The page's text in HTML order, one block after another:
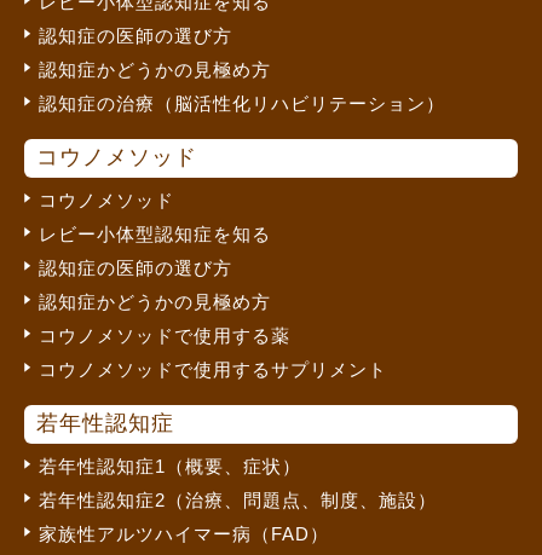
認知症の医師の選び方
認知症かどうかの見極め方
認知症の治療（脳活性化リハビリテーション）
コウノメソッド
コウノメソッド
レビー小体型認知症を知る
認知症の医師の選び方
認知症かどうかの見極め方
コウノメソッドで使用する薬
コウノメソッドで使用するサプリメント
若年性認知症
若年性認知症1（概要、症状）
若年性認知症2（治療、問題点、制度、施設）
家族性アルツハイマー病（FAD）